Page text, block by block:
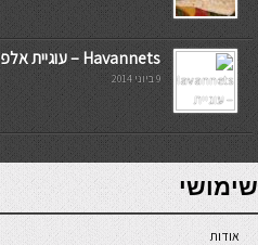
Havannets – עוגיית אלפחורס עם ריבת חלב ושוקולד
9 ביוני 2014
7slots
seriöse online casinos österreich
שימושי
אודות